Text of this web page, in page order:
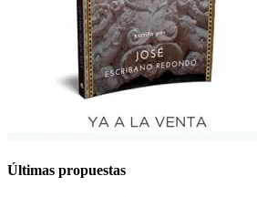
Últimas propuestas